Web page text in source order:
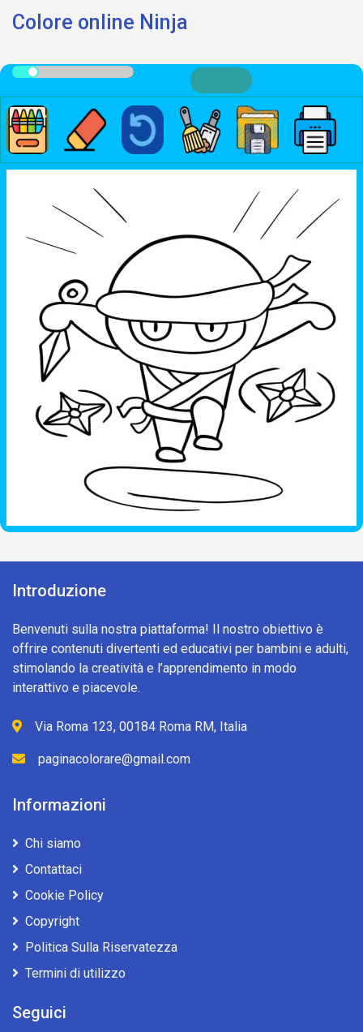
Colore online Ninja
Introduzione
Benvenuti sulla nostra piattaforma! Il nostro obiettivo è
offrire contenuti divertenti ed educativi per bambini e adulti,
stimolando la creatività e l’apprendimento in modo
interattivo e piacevole.
Via Roma 123, 00184 Roma RM, Italia
paginacolorare@gmail.com
Informazioni
Chi siamo
Contattaci
Cookie Policy
Copyright
Politica Sulla Riservatezza
Termini di utilizzo
Seguici